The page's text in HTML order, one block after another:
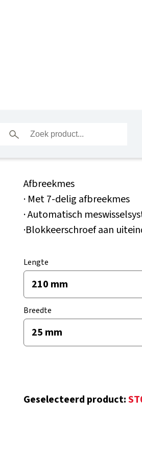
Stanley
Afbreekmes
· Met 7-delig afbreekmes
· Automatisch
·Blokkeerschroef aan
Lengte
Breedte
Geselecteerd product: